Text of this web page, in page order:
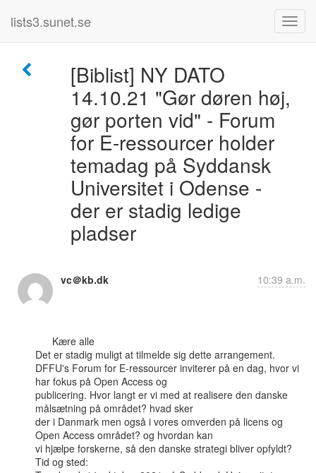
lists3.sunet.se
[Biblist] NY DATO
14.10.21 "Gør døren høj,
gør porten vid" - Forum
for E-ressourcer holder
temadag på Syddansk
Universitet i Odense -
der er stadig ledige
pladser
vc＠kb.dk 10:39 a.m.
Det er stadig muligt at tilmelde sig dette arrangement.
DFFU's Forum for E-ressourcer inviterer på en dag, hvor vi
har fokus på Open Access og
publicering. Hvor langt er vi med at realisere den danske
målsætning på området? hvad sker
der i Danmark men også i vores omverden på licens og
Open Access området? og hvordan kan
vi hjælpe forskerne, så den danske strategi bliver opfyldt?
Tid og sted: